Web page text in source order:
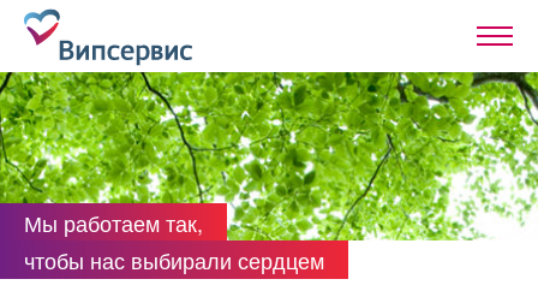
Мы работаем так,
чтобы нас выбирали сердцем